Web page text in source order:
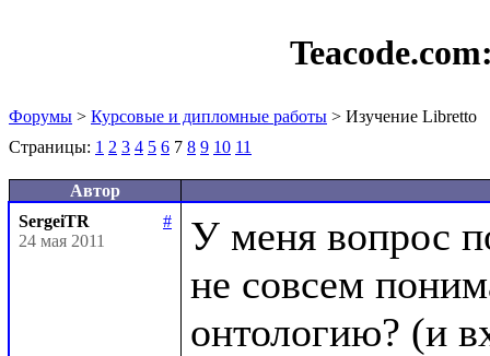
Форумы > Курсовые и дипломные работы > Изучение Libretto
Страницы: 1 2 3 4 5 6 7 8 9 10 11
Автор
SergeiTR
#
24 мая 2011
У меня вопрос
не совсем
онтологию? (и